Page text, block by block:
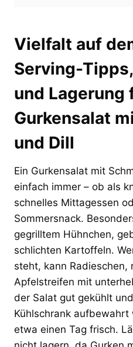
Vielfalt auf
Serving-
und Lagerung
Gurkensalat
und Dill
Ein Gurkensalat mit
einfach immer – ob als
schnelles Mittagessen
Sommersnack.
gegrilltem Hühnchen,
schlichten Kartoffeln.
steht, kann
Apfelstreifen mit
der Salat gut gekühlt
Kühlschrank
etwa einen Tag frisch.